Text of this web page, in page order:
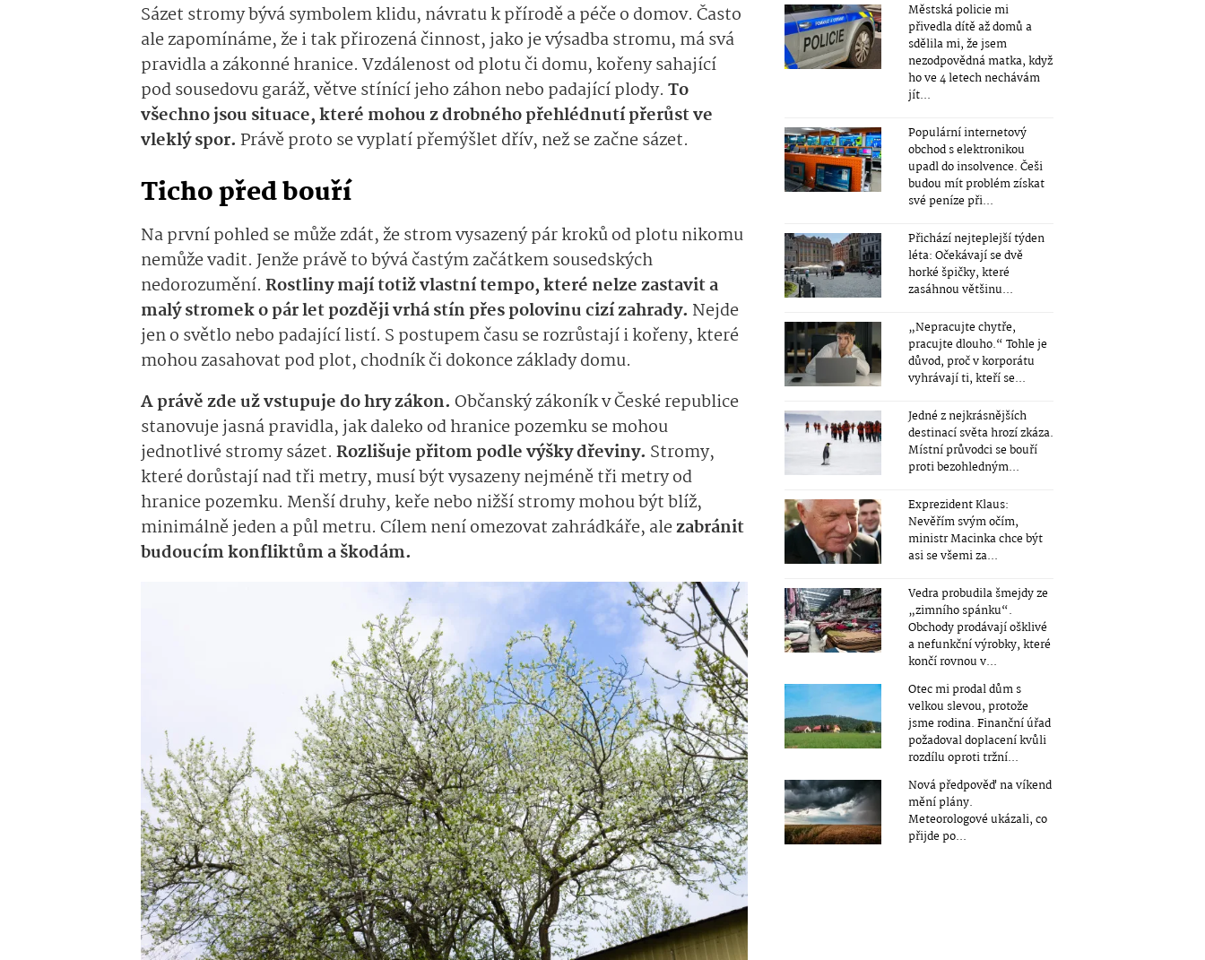
Sázet stromy bývá symbolem klidu, návratu k přírodě a péče o domov. Často
ale zapomínáme, že i tak přirozená činnost, jako je výsadba stromu, má svá
pravidla a zákonné hranice. Vzdálenost od plotu či domu, kořeny sahající
pod sousedovu garáž, větve stínící jeho záhon nebo padající plody. To
všechno jsou situace, které mohou z drobného přehlédnutí přerůst ve
vleklý spor. Právě proto se vyplatí přemýšlet dřív, než se začne sázet.
Ticho před bouří
Na první pohled se může zdát, že strom vysazený pár kroků od plotu nikomu
nemůže vadit. Jenže právě to bývá častým začátkem sousedských
nedorozumění. Rostliny mají totiž vlastní tempo, které nelze zastavit a
malý stromek o pár let později vrhá stín přes polovinu cizí zahrady. Nejde
jen o světlo nebo padající listí. S postupem času se rozrůstají i kořeny, které
mohou zasahovat pod plot, chodník či dokonce základy domu.
A právě zde už vstupuje do hry zákon. Občanský zákoník v České republice
stanovuje jasná pravidla, jak daleko od hranice pozemku se mohou
jednotlivé stromy sázet. Rozlišuje přitom podle výšky dřeviny. Stromy,
které dorůstají nad tři metry, musí být vysazeny nejméně tři metry od
hranice pozemku. Menší druhy, keře nebo nižší stromy mohou být blíž,
minimálně jeden a půl metru. Cílem není omezovat zahrádkáře, alezabránit
budoucím konfliktům a škodám.
Městská policie mi
přivedla dítě až domů a
sdělila mi, že jsem
nezodpovědná matka, když
ho ve 4 letech nechávám
jít...
Populární internetový
obchod s elektronikou
upadl do insolvence. Češi
budou mít problém získat
své peníze při...
Přichází nejteplejší týden
léta: Očekávají se dvě
horké špičky, které
zasáhnou většinu...
„Nepracujte chytře,
pracujte dlouho.“ Tohle je
důvod, proč v korporátu
vyhrávají ti, kteří se...
Jedné z nejkrásnějších
destinací světa hrozí zkáza.
Místní průvodci se bouří
proti bezohledným...
Exprezident Klaus:
Nevěřím svým očím,
ministr Macinka chce být
asi se všemi za...
Vedra probudila šmejdy ze
„zimního spánku“.
Obchody prodávají ošklivé
a nefunkční výrobky, které
končí rovnou v...
Otec mi prodal dům s
velkou slevou, protože
jsme rodina. Finanční úřad
požadoval doplacení kvůli
rozdílu oproti tržní...
Nová předpověď na víkend
mění plány.
Meteorologové ukázali, co
přijde po...